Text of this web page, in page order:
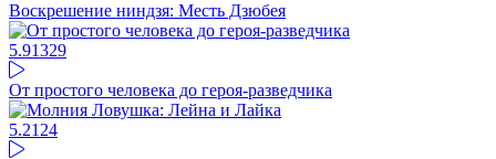
Воскрешение ниндзя: Месть Дзюбея
5.91329
От простого человека до героя-разведчика
5.21 24